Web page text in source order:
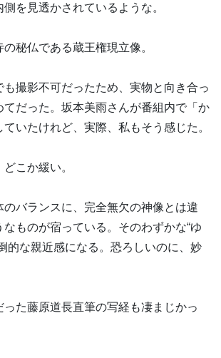
を見透かされているような。
秘仏である蔵王権現立像。
も撮影不可だったため、実物と向き合っ
てだった。坂本美雨さんが番組内で「か
いたけれど、実際、私もそう感じた。
こか緩い。
のバランスに、完全無欠の神像とは違
なものが宿っている。そのわずかな“ゆ
的な親近感になる。恐ろしいのに、妙
た藤原道長直筆の写経も凄まじかっ